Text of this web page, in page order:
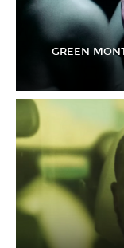
GREEN